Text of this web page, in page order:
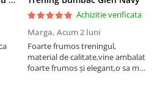
Achizitie verificata
Marga, Acum 2 luni
Foarte frumos treningul,
material de calitate,vine ambalat
foarte frumos și elegant,o sa mai